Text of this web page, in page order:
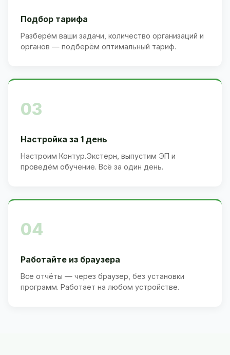
Подбор тарифа
Разберём ваши задачи, количество организаций и
органов — подберём оптимальный тариф.
03
Настройка за 1 день
Настроим Контур.Экстерн, выпустим ЭП и
проведём обучение. Всё за один день.
04
Работайте из браузера
Все отчёты — через браузер, без установки
программ. Работает на любом устройстве.